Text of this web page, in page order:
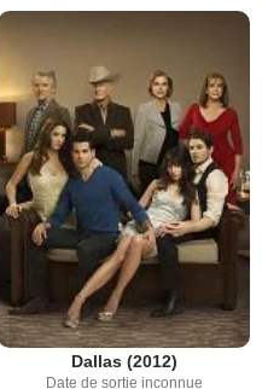
Dallas (2012)
Date de sortie inconnue